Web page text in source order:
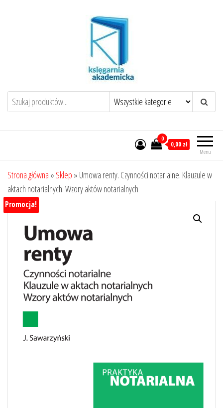
Menu
0
0,00 zł
Strona główna » Sklep » Umowa renty. Czynności notarialne. Klauzule w
aktach notarialnych. Wzory aktów notarialnych
Promocja!